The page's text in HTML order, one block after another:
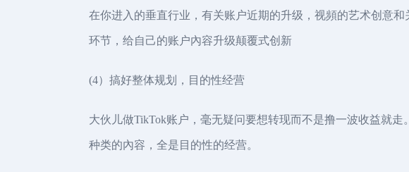
在你进入的垂直行业，有关账户近期的升级，视頻的艺术创意
环节，给自己的账户內容升级颠覆式创新
(4）搞好整体规划，目的性经营
大伙儿做TikTok账户，毫无疑问要想转现而不是撸一波收益就
种类的內容，全是目的性的经营。